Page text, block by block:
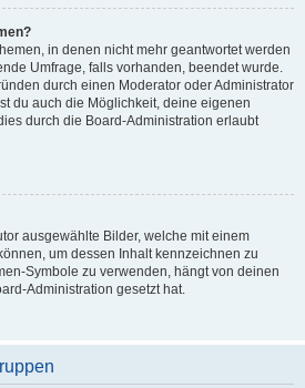
in denen nicht mehr geantwortet werden
Umfrage, falls vorhanden, beendet wurde.
durch einen Moderator oder Administrator
du auch die Möglichkeit, deine eigenen
durch die Board-Administration erlaubt
ausgewählte Bilder, welche mit einem
um dessen Inhalt kennzeichnen zu
Symbole zu verwenden, hängt von deinen
Administration gesetzt hat.